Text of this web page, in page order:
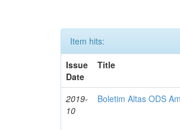
Item hits:
Issue
Date
Title
2019-
10
Boletim Altas ODS